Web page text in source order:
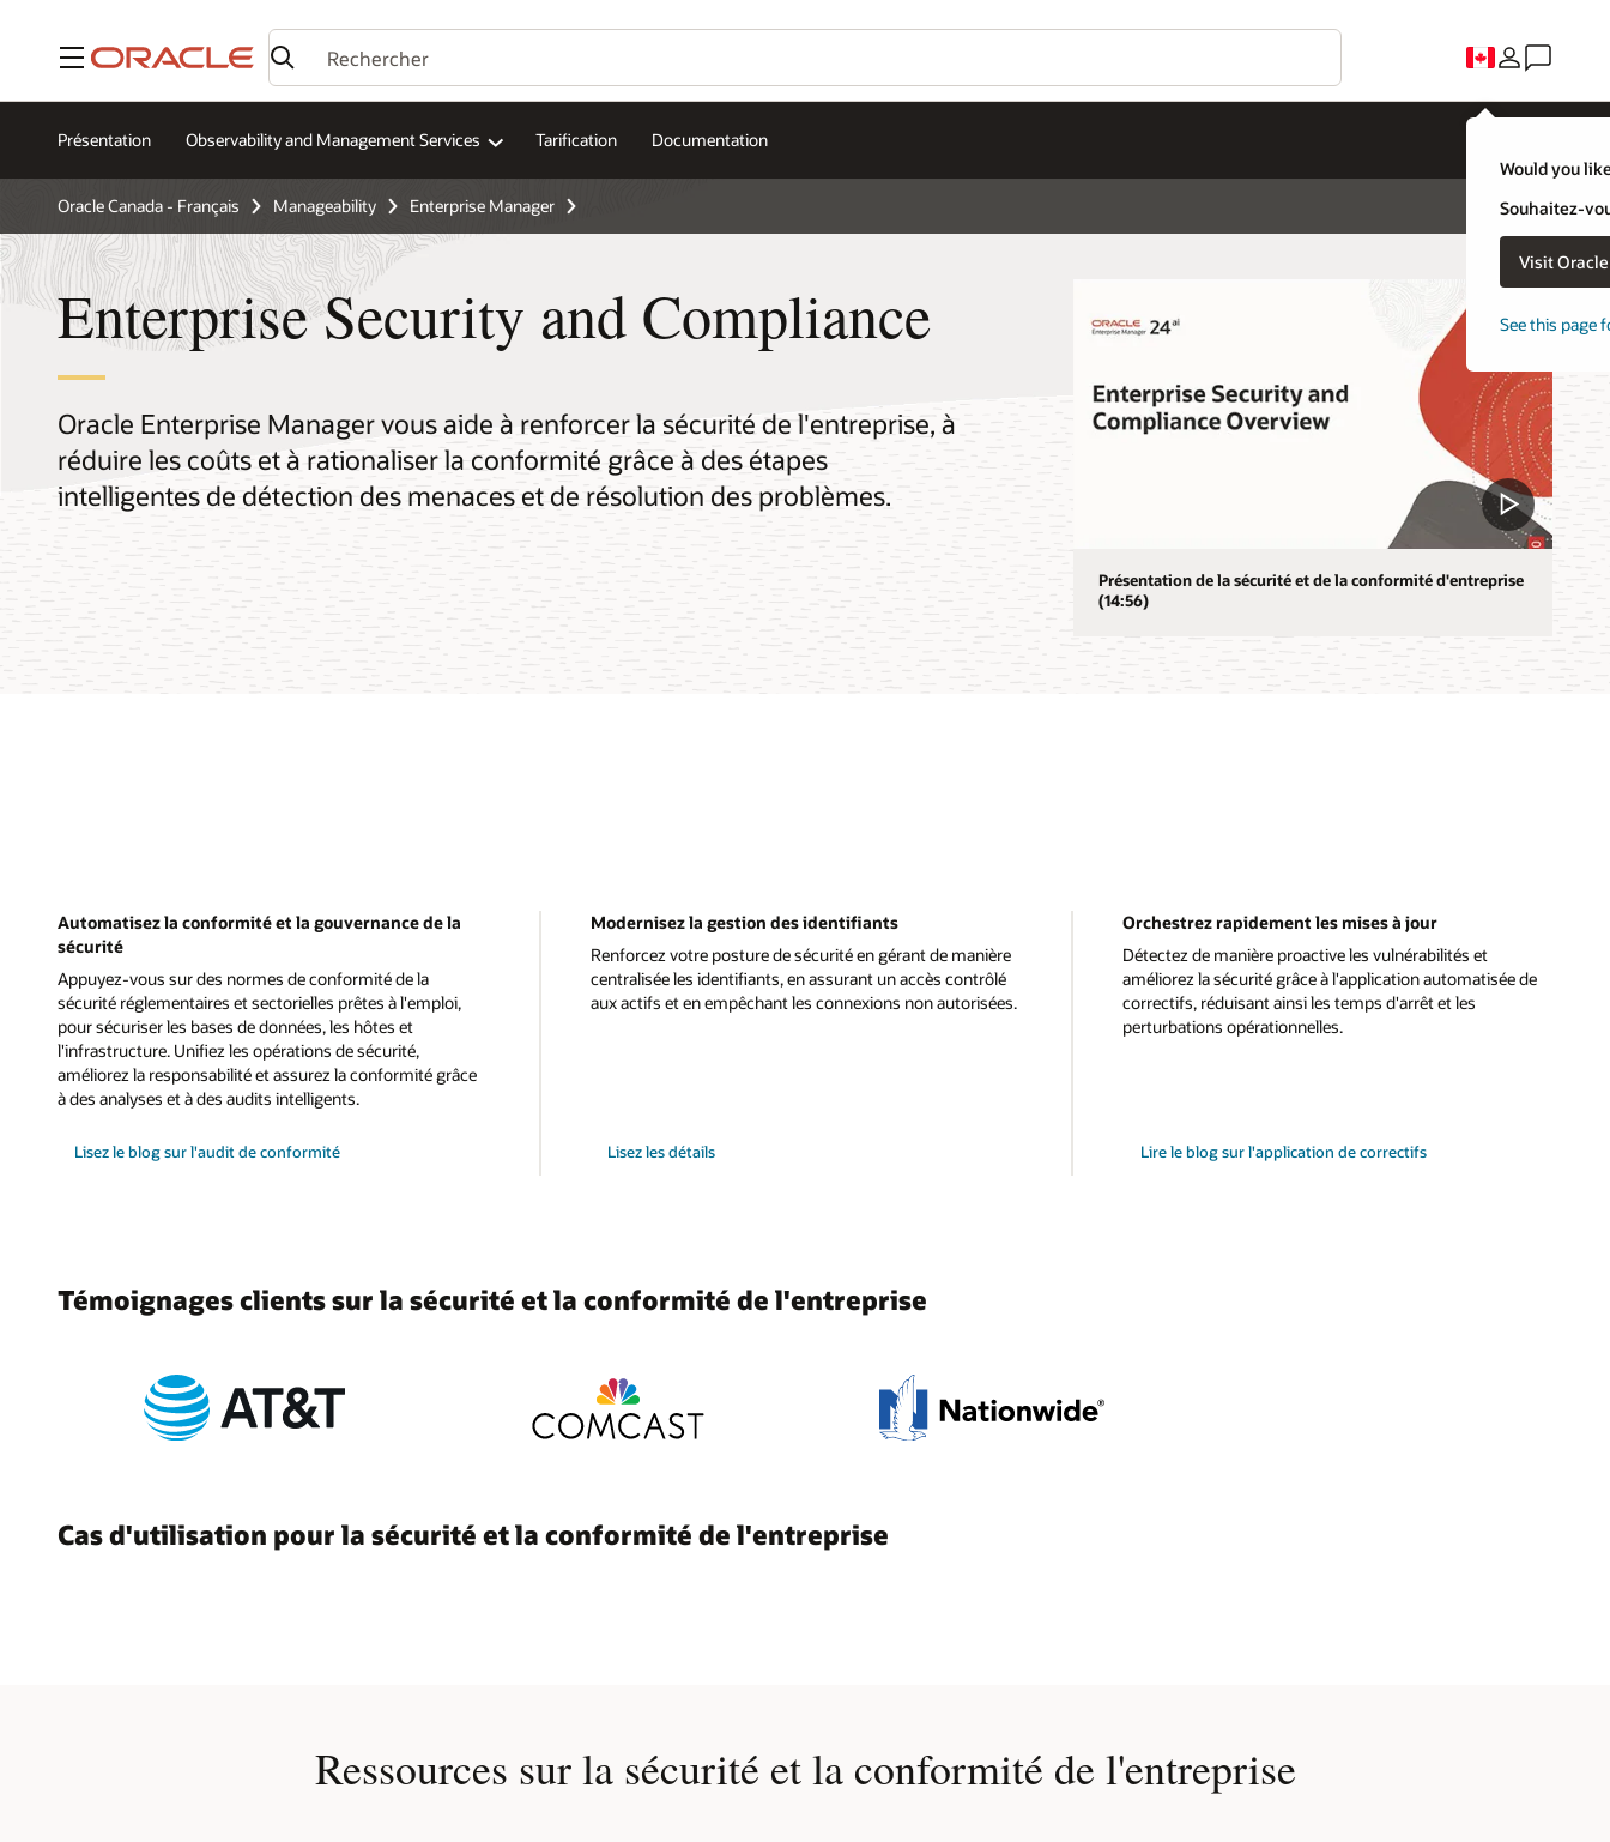
Menu
Would you
Souhaitez-
Visit
See this page
Présentation Observability and Management Services Tarification Documentation
Oracle Canada - Français Manageability Enterprise Manager
Enterprise Security and Compliance
Oracle Enterprise Manager vous aide à renforcer la sécurité de l'entreprise, à
réduire les coûts et à rationaliser la conformité grâce à des étapes
intelligentes de détection des menaces et de résolution des problèmes.
Présentation de la sécurité et de la conformité d'entreprise
(14:56)
Automatisez la conformité et la gouvernance de la
sécurité
Appuyez-vous sur des normes de conformité de la
sécurité réglementaires et sectorielles prêtes à l'emploi,
pour sécuriser les bases de données, les hôtes et
l'infrastructure. Unifiez les opérations de sécurité,
améliorez la responsabilité et assurez la conformité grâce
à des analyses et à des audits intelligents.
Lisez le blog sur l'audit de conformité
Modernisez la gestion des identifiants
Renforcez votre posture de sécurité en gérant de manière
centralisée les identifiants, en assurant un accès contrôlé
aux actifs et en empêchant les connexions non autorisées.
Lisez les détails
Orchestrez rapidement les mises à jour
Détectez de manière proactive les vulnérabilités et
améliorez la sécurité grâce à l'application automatisée de
correctifs, réduisant ainsi les temps d'arrêt et les
perturbations opérationnelles.
Lire le blog sur l'application de correctifs
Témoignages clients sur la sécurité et la conformité de l'entreprise
Cas d'utilisation pour la sécurité et la conformité de l'entreprise
Ressources sur la sécurité et la conformité de l'entreprise